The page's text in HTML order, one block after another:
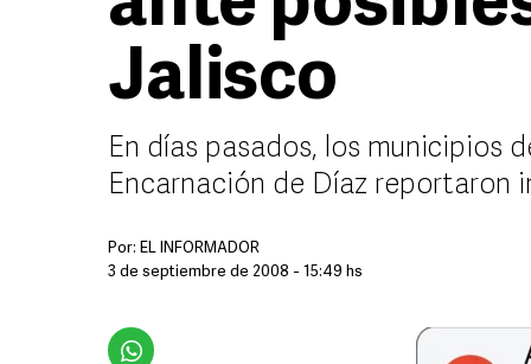
Jalisco
En días pasados, los municipios
Encarnación de Díaz reportaron
Por: EL INFORMADOR
3 de septiembre de 2008 - 15:49 hs